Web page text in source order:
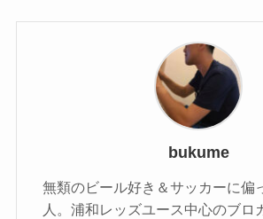
bukume
無類のビール好き＆サッカーに偏
人。浦和レッズユース中心のブロ